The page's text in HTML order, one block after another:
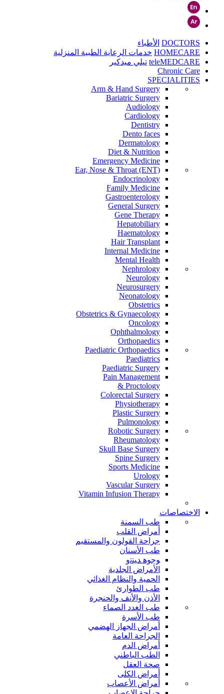
DOCTORS الأطباء
HOMECARE خدمات الرعاية الطبية المنزلية
teleMEDCARE تيلي ميدكير
Chronic Care
SPECIALITIES
Arm & Hand Surgery
Bariatric Surgery
Audiology
Cardiology
Dentistry
Dento faces
Dermatology
Diet & Nutrition
Emergency Medicine
Ear, Nose & Throat (ENT)
Endocrinology
Family Medicine
Gastroenterology
General Surgery
Gene Therapy
Hepatobiliary
Haematology
Hair Transplant
Internal Medicine
Mental Health
Nephrology
Neurology
Neurosurgery
Neonatology
Obstetrics
Obstetrics & Gynaecology
Oncology
Ophthalmology
Orthopaedics
Paediatric Orthopaedics
Paediatrics
Paediatric Surgery
Pain Management
Proctology &
Colorectal Surgery
Physiotherapy
Plastic Surgery
Pulmonology
Robotic Surgery
Rheumatology
Skull Base Surgery
Spine Surgery
Sports Medicine
Urology
Vascular Surgery
Vitamin Infusion Therapy
الاختصاصات
طب السمنة
أمراض القلب
جراحة القولون والمستقيم
طب الأسنان
ﻮﺟﻮﻫ ﺪﻴﻨﺗﻭ
الأمراض الجلدية
الحمية والنظام الغذائي
طب الطوارئ
الأذن والأنف والحنجرة
طب الغدد الصماء
طب الأسرة
أمراض الجهاز الهضمي
الجراحة العامة
أمراض الدم
الطب الباطني
صحة العقل
أمراض الكلى
أمراض الأعصاب